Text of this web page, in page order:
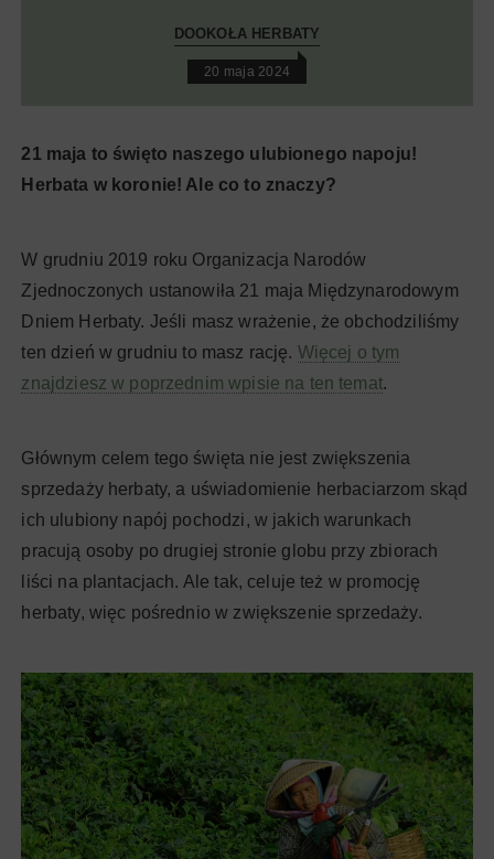
DOOKOŁA HERBATY
20 maja 2024
21 maja to święto naszego ulubionego napoju!
Herbata w koronie! Ale co to znaczy?
W grudniu 2019 roku Organizacja Narodów
Zjednoczonych ustanowiła 21 maja Międzynarodowym
Dniem Herbaty. Jeśli masz wrażenie, że obchodziliśmy
ten dzień w grudniu to masz rację. Więcej o tym
znajdziesz w poprzednim wpisie na ten temat.
Głównym celem tego święta nie jest zwiększenia
sprzedaży herbaty, a uświadomienie herbaciarzom skąd
ich ulubiony napój pochodzi, w jakich warunkach
pracują osoby po drugiej stronie globu przy zbiorach
liści na plantacjach. Ale tak, celuje też w promocję
herbaty, więc pośrednio w zwiększenie sprzedaży.